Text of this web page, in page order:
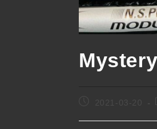
2021-03-20